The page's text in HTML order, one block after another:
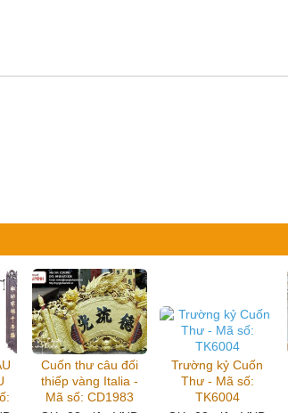
Cuốn thư câu đối
thiếp vàng Italia -
Mã số: CD1983
Trường kỷ Cuốn
Thư - Mã số:
TK6004